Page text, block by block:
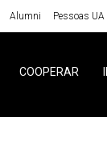
Alumni Pessoas UA
COOPERAR